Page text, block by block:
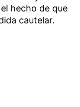
hecho de que
cautelar.